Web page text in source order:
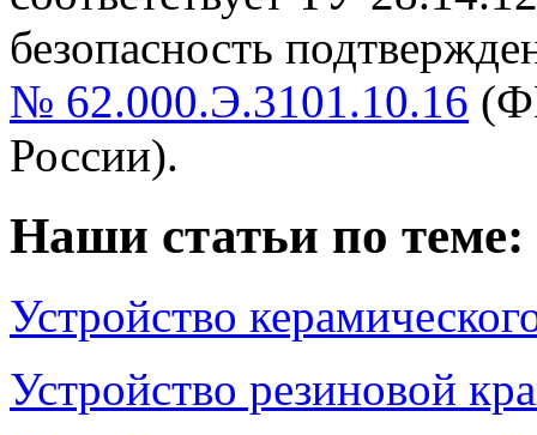
безопасность
№ 62.000.Э.3101.10.16
России).
Наши статьи по теме:
Устройство
Устройство резиновой